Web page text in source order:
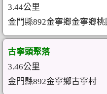
3.44公里
金門縣892金寧鄉金寧鄉
古寧頭聚落
3.46公里
金門縣892金寧鄉古寧村